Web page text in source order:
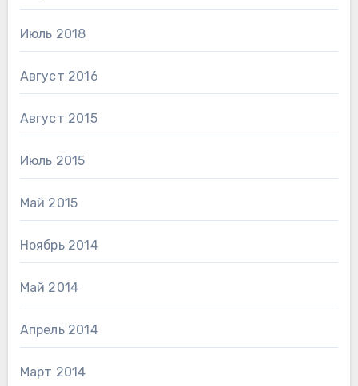
Июль 2018
Август 2016
Август 2015
Июль 2015
Май 2015
Ноябрь 2014
Май 2014
Апрель 2014
Март 2014